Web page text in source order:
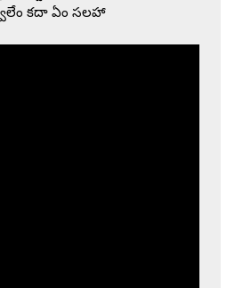
కదా ఏం సలహా